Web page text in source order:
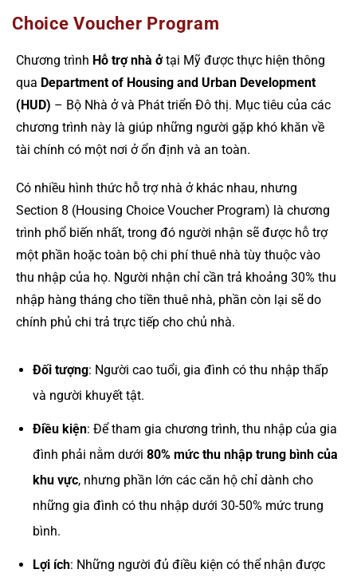
Choice Voucher Program
Chương trình Hỗ trợ nhà ởtại Mỹ được thực hiện thông
qua Department of Housing and Urban Development
(HUD) – Bộ Nhà ở và Phát triển Đô thị. Mục tiêu của các
chương trình này là giúp những người gặp khó khăn về
tài chính có một nơi ở ổn định và an toàn.
Có nhiều hình thức hỗ trợ nhà ở khác nhau, nhưng
Section 8 (Housing Choice Voucher Program) là chương
trình phổ biến nhất, trong đó người nhận sẽ được hỗ trợ
một phần hoặc toàn bộ chi phí thuê nhà tùy thuộc vào
thu nhập của họ. Người nhận chỉ cần trả khoảng 30% thu
nhập hàng tháng cho tiền thuê nhà, phần còn lại sẽ do
chính phủ chi trả trực tiếp cho chủ nhà.
Đối tượng: Người cao tuổi, gia đình có thu nhập thấp
và người khuyết tật.
Điều kiện: Để tham gia chương trình, thu nhập của gia
đình phải nằm dưới 80% mức thu nhập trung bình của
khu vực, nhưng phần lớn các căn hộ chỉ dành cho
những gia đình có thu nhập dưới 30-50% mức trung
bình.
Lợi ích: Những người đủ điều kiện có thể nhận được